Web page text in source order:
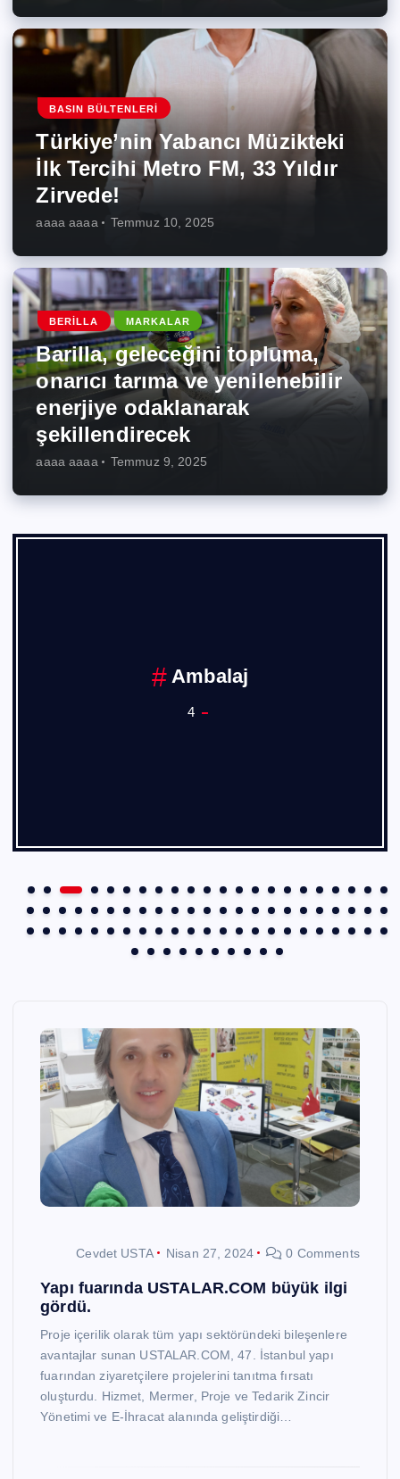
BASIN BÜLTENLERI
Türkiye’nin Yabancı Müzikteki
İlk Tercihi Metro FM, 33 Yıldır
Zirvede!
aaaa aaaa Temmuz 10, 2025
BERILLA MARKALAR
Barilla, geleceğini topluma,
onarıcı tarıma ve yenilenebilir
enerjiye odaklanarak
şekillendirecek
aaaa aaaa Temmuz 9, 2025
Ambalaj
4
Cevdet USTA Nisan 27, 2024 0 Comments
Yapı fuarında USTALAR.COM büyük ilgi
gördü.
Proje içerilik olarak tüm yapı sektöründeki bileşenlere
avantajlar sunan USTALAR.COM, 47. İstanbul yapı
fuarından ziyaretçilere projelerini tanıtma fırsatı
oluşturdu. Hizmet, Mermer, Proje ve Tedarik Zincir
Yönetimi ve E-İhracat alanında geliştirdiği…